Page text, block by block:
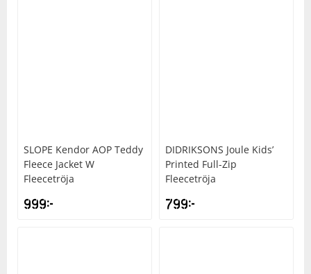
SLOPE Kendor AOP Teddy
Fleece Jacket W
Fleecetröja
999kr
DIDRIKSONS Joule Kids’
Printed Full-Zip
Fleecetröja
799kr